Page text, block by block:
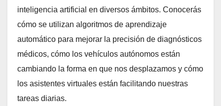
inteligencia artificial en diversos ámbitos. Conocerás
cómo se utilizan algoritmos de aprendizaje
automático para mejorar la precisión de diagnósticos
médicos, cómo los vehículos autónomos están
cambiando la forma en que nos desplazamos y cómo
los asistentes virtuales están facilitando nuestras
tareas diarias.